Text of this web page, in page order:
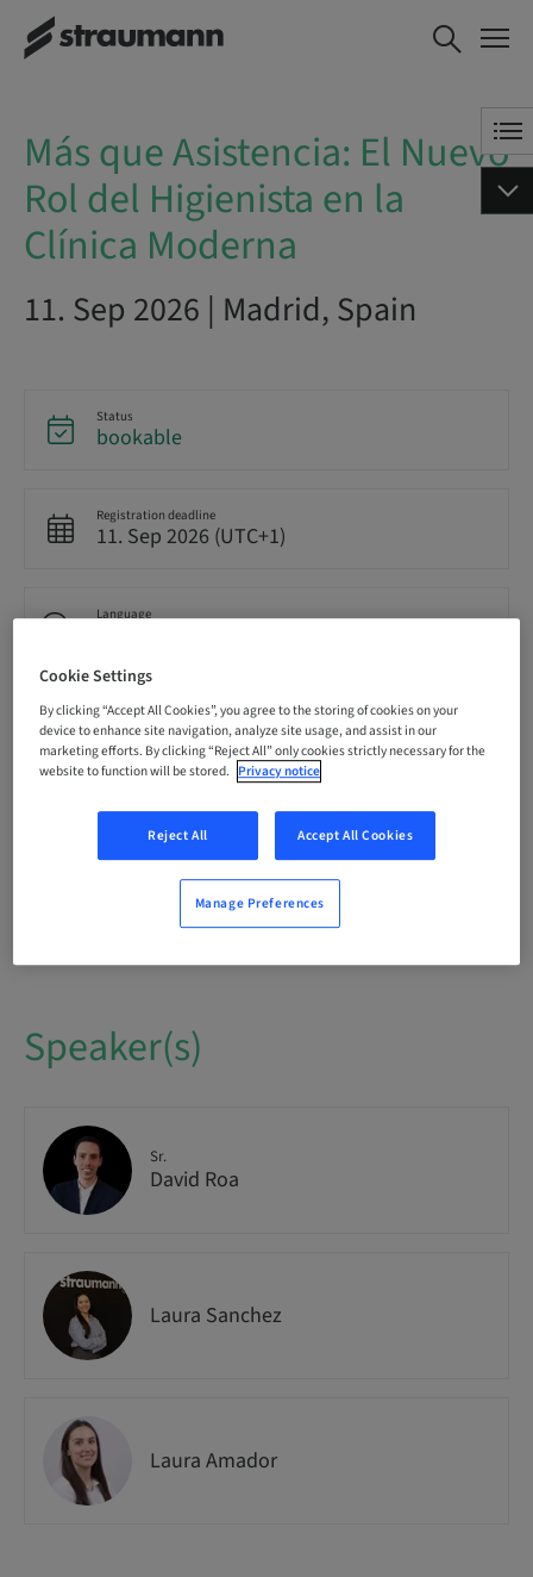
Más que Asistencia: El Nuevo
Rol del Higienista en la Clínica
BOOK NOW
Más que Asistencia: El Nuevo
Rol del Higienista en la
Clínica Moderna
11. Sep 2026 | Madrid, Spain
Status
bookable
Registration deadline
11. Sep 2026 (UTC+1)
Language
Points
0.00 Points
Delivery method
Theoretical
Speaker(s)
Sr.
David Roa
Laura Sanchez
Laura Amador
Cookie Settings
By clicking “Accept All Cookies”, you agree to the storing of cookies on your
device to enhance site navigation, analyze site usage, and assist in our
marketing efforts. By clicking “Reject All” only cookies strictly necessary for the
website to function will be stored. Privacy notice
Reject All Accept All Cookies
Manage Preferences